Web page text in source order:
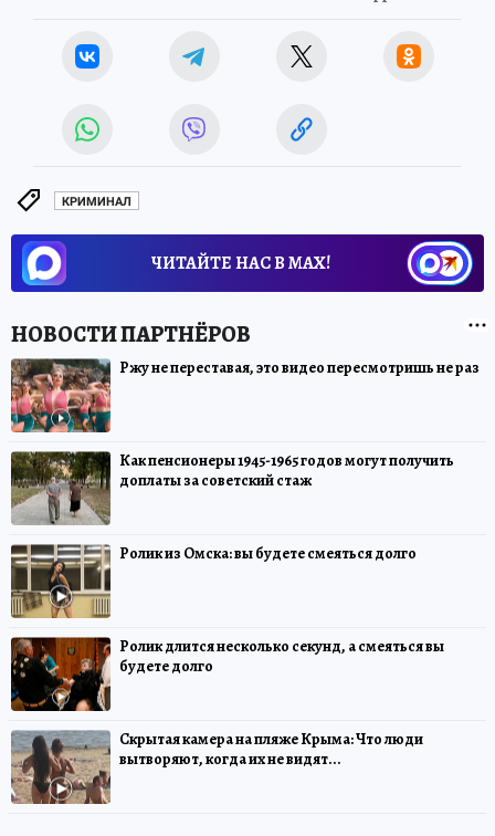
КРИМИНАЛ
ЧИТАЙТЕ НАС В МАХ!
Ржу не переставая, это видео пересмотришь не раз
Как пенсионеры 1945-1965 годов могут получить
доплаты за советский стаж
Ролик из Омска: вы будете смеяться долго
Ролик длится несколько секунд, а смеяться вы
будете долго
Скрытая камера на пляже Крыма: Что люди
вытворяют, когда их не видят...